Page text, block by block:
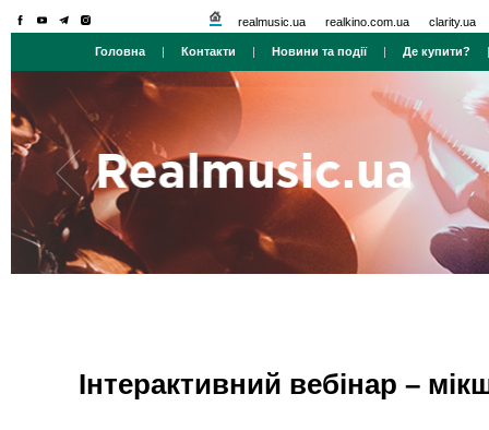
realmusic.ua realkino.com.ua clarity.ua
Головна | Контакти | Новини та події| Де купити?
Інтерактивний вебінар –